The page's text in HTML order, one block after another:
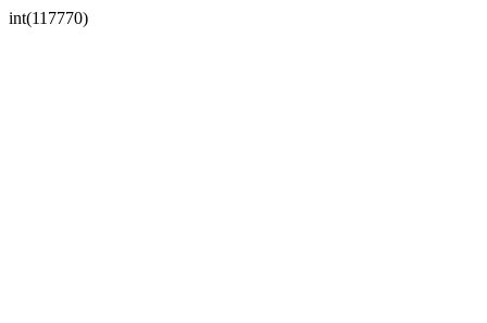
int(117770)